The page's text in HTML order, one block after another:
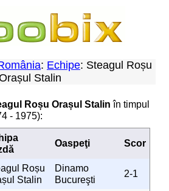
: Echipe: Steagul Roșu
Stalin
Roșu Orașul Stalin în timpul
- 1975):
Oaspeţi Scor
Roșu
Stalin
Dinamo
Bucureşti
2-1